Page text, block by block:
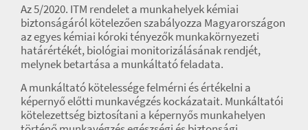
Az 5/2020. ITM rendelet a munkahelyek kémiai
biztonságáról kötelezően szabályozza Magyarországon
az egyes kémiai kóroki tényezők munkakörnyezeti
határértékét, biológiai monitorizálásának rendjét,
melynek betartása a munkáltató feladata.
A munkáltató kötelessége felmérni és értékelni a
képernyő előtti munkavégzés kockázatait. Munkáltatói
kötelezettség biztosítani a képernyős munkahelyen